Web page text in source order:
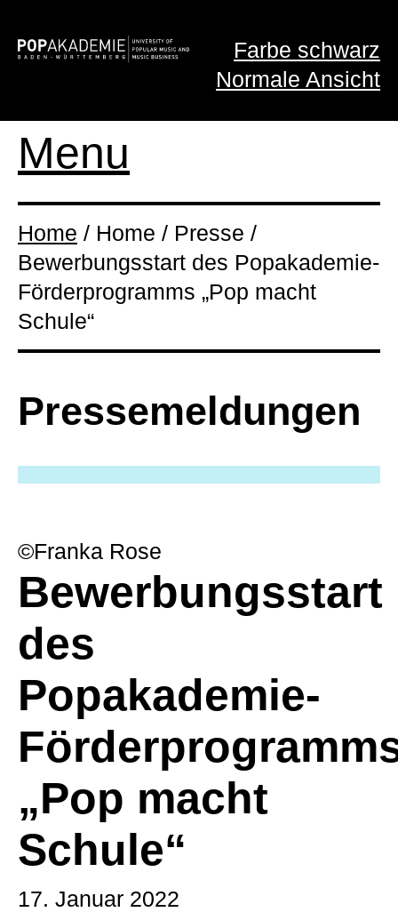
Farbe schwarz
Normale Ansicht
Menu
Home / Home / Presse /
Bewerbungsstart des Popakademie-
Förderprogramms „Pop macht
Schule“
Presse­meldungen
©Franka Rose
Bewerbungsstart
des
Popakademie-
„Pop macht
Schule“
17. Januar 2022